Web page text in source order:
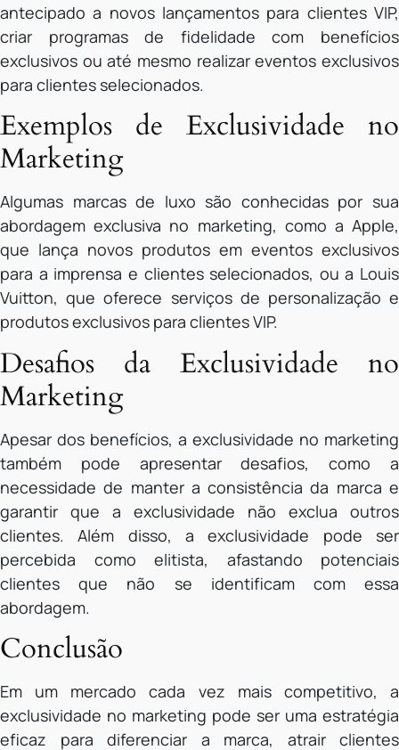
antecipado a novos lançamentos para clientes VIP,
criar programas de fidelidade com benefícios
exclusivos ou até mesmo realizar eventos exclusivos
para clientes selecionados.
Exemplos de Exclusividade no
Marketing
Algumas marcas de luxo são conhecidas por sua
abordagem exclusiva no marketing, como a Apple,
que lança novos produtos em eventos exclusivos
para a imprensa e clientes selecionados, ou a Louis
Vuitton, que oferece serviços de personalização e
produtos exclusivos para clientes VIP.
Desafios da Exclusividade no
Marketing
Apesar dos benefícios, a exclusividade no marketing
também pode apresentar desafios, como a
necessidade de manter a consistência da marca e
garantir que a exclusividade não exclua outros
clientes. Além disso, a exclusividade pode ser
percebida como elitista, afastando potenciais
clientes que não se identificam com essa
abordagem.
Conclusão
Em um mercado cada vez mais competitivo, a
exclusividade no marketing pode ser uma estratégia
eficaz para diferenciar a marca, atrair clientes